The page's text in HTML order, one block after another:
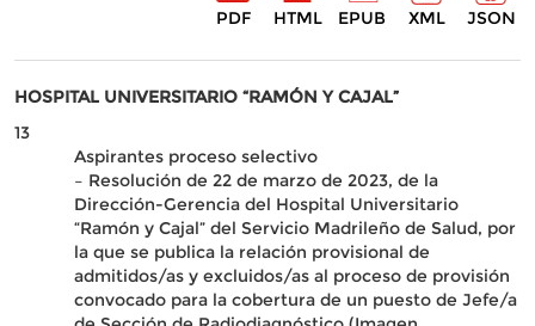
PDF HTML EPUB XML JSON
HOSPITAL UNIVERSITARIO “RAMÓN Y CAJAL”
13
Aspirantes proceso selectivo
– Resolución de 22 de marzo de 2023, de la
Dirección-Gerencia del Hospital Universitario
“Ramón y Cajal” del Servicio Madrileño de Salud, por
la que se publica la relación provisional de
admitidos/as y excluidos/as al proceso de provisión
convocado para la cobertura de un puesto de Jefe/a